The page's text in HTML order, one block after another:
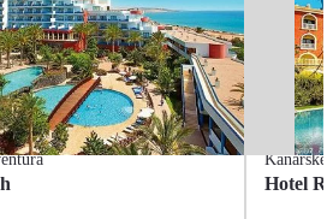
Kanárské
Hotel